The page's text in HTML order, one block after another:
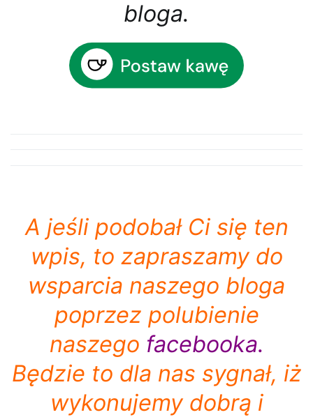
bloga.
A jeśli podobał Ci się ten
wpis, to zapraszamy do
wsparcia naszego bloga
poprzez polubienie
naszego facebooka.
Będzie to dla nas sygnał, iż
wykonujemy dobrą i